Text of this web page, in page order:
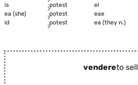
is potest eī
ea (she)
potest eae
id
potest ea (they n.)
vendereto sell